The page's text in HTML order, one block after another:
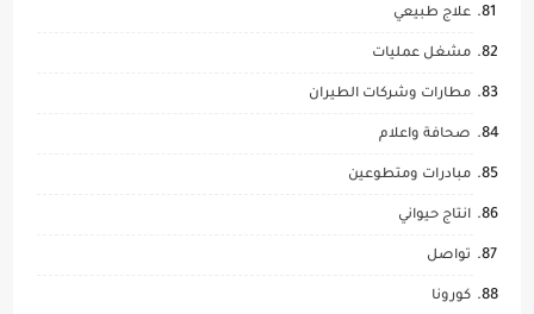
علاج طبيعي
مشغل عمليات
مطارات وشركات الطيران
صحافة واعلام
مبادرات ومتطوعين
انتاج حيواني
تواصل
كورونا